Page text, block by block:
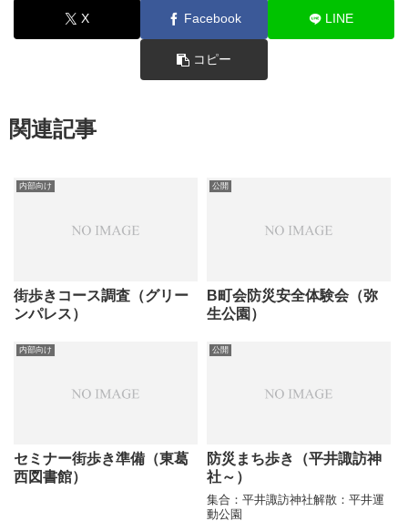
X Facebook LINE
コピー
関連記事
内部向け
街歩きコース調査（グリー
ンパレス）
公開
B町会防災安全体験会（弥
生公園）
内部向け
セミナー街歩き準備（東葛
西図書館）
公開
防災まち歩き（平井諏訪神
社～）
集合：平井諏訪神社解散：平井運
動公園